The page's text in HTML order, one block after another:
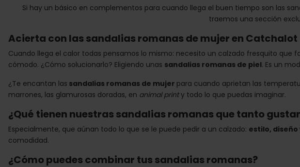
Si hay un básico en complementos para cuando llega el buen tiempo son las
traemos una sección
Acierta con las sandalias romanas de mujer en Catchalot
Cuando llega el calor todas pensamos lo mismo: necesito un calzado fresquito que
cómodo. ¿Cómo solucionarlo? Eligiendo unas sandalias romanas de piel. Es un
¿Te encantan las sandalias romanas de mujer para cuando aprietan las
marrones, las glamurosas doradas, en animal printy todo lo que puedas imaginar.
¿Qué tienen nuestras sandalias romanas que tanto
Especialmente, que aúnan todo lo que se le puede pedir a un calzado: estilo, diseño
comodidad.
¿Cómo puedes combinar tus sandalias romanas?